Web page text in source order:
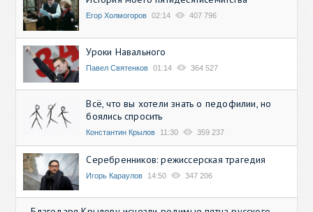
Егор Холмогоров 02:14 407 796
Уроки Навального
Павел Святенков 01:14 364 527
Всё, что вы хотели знать о педофилии, но
боялись спросить
Константин Крылов 11:30 359 237
Серебренников: режиссерская трагедия
Игорь Караулов 14:50 347 206